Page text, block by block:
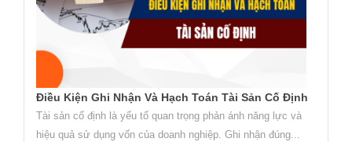
Điều Kiện Ghi Nhận Và Hạch Toán Tài Sản Cố Định
Tài sản cố định là yếu tố quan trọng phản ánh năng lực và
hiệu quả sử dụng vốn của doanh nghiệp. Ghi nhận đúng...